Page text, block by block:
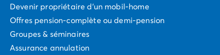
Devenir propriétaire d'un mobil-home
Offres pension-complète ou demi-pension
Groupes & séminaires
Assurance annulation